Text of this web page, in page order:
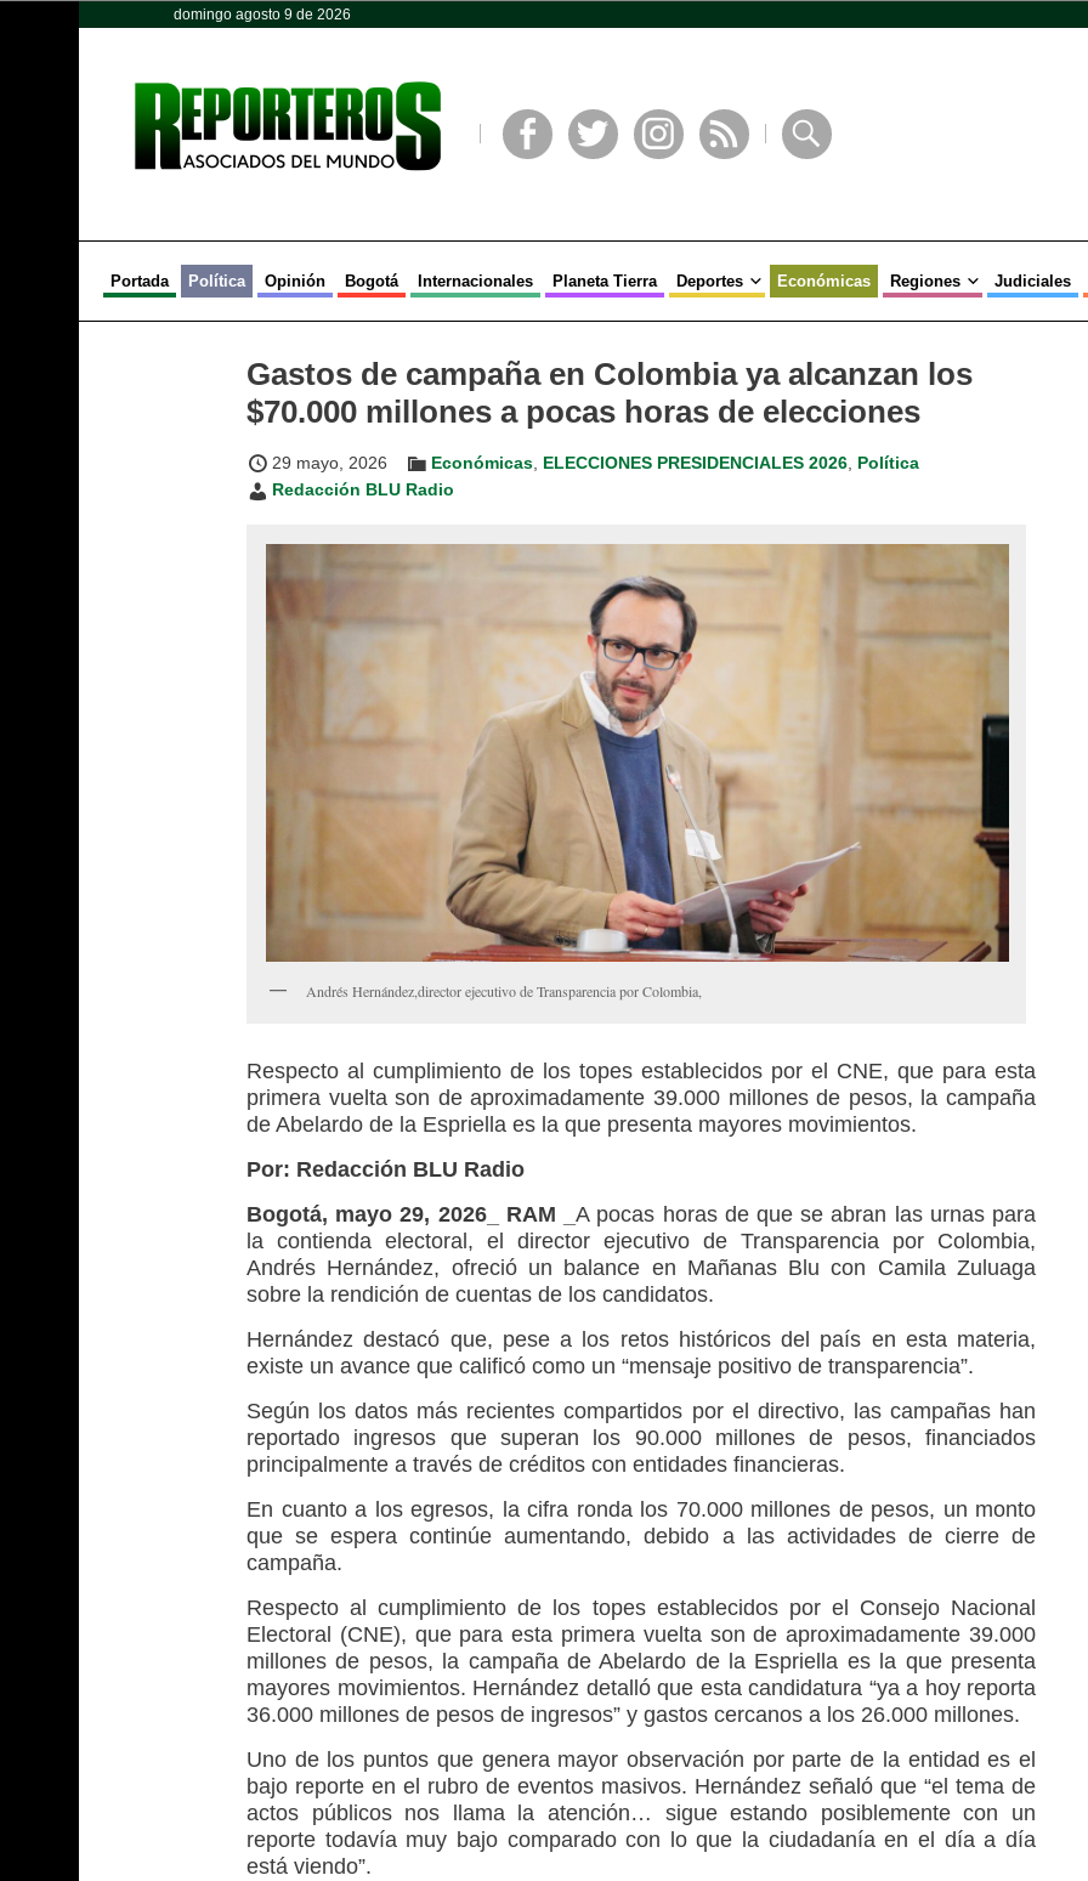
domingo agosto 9 de 2026
Portada Política Opinión Bogotá Internacionales Planeta Tierra Deportes Económicas Regiones Judiciales
Gastos de campaña en Colombia ya alcanzan los
$70.000 millones a pocas horas de elecciones
29 mayo, 2026 Económicas ELECCIONES PRESIDENCIALES 2026 Política
Redacción BLU Radio
Andrés Hernández,director ejecutivo de Transparencia por Colombia,
Respecto al cumplimiento de los topes establecidos por el CNE, que para esta
primera vuelta son de aproximadamente 39.000 millones de pesos, la campaña
de Abelardo de la Espriella es la que presenta mayores movimientos.
Por: Redacción BLU Radio
Bogotá, mayo 29, 2026_ RAM _A pocas horas de que se abran las urnas para
la contienda electoral, el director ejecutivo de Transparencia por Colombia,
Andrés Hernández, ofreció un balance en Mañanas Blu con Camila Zuluaga
sobre la rendición de cuentas de los candidatos.
Hernández destacó que, pese a los retos históricos del país en esta materia,
existe un avance que calificó como un “mensaje positivo de transparencia”.
Según los datos más recientes compartidos por el directivo, las campañas han
reportado ingresos que superan los 90.000 millones de pesos, financiados
principalmente a través de créditos con entidades financieras.
En cuanto a los egresos, la cifra ronda los 70.000 millones de pesos, un monto
que se espera continúe aumentando, debido a las actividades de cierre de
campaña.
Respecto al cumplimiento de los topes establecidos por el Consejo Nacional
Electoral (CNE), que para esta primera vuelta son de aproximadamente 39.000
millones de pesos, la campaña de Abelardo de la Espriella es la que presenta
mayores movimientos. Hernández detalló que esta candidatura “ya a hoy reporta
36.000 millones de pesos de ingresos” y gastos cercanos a los 26.000 millones.
Uno de los puntos que genera mayor observación por parte de la entidad es el
bajo reporte en el rubro de eventos masivos. Hernández señaló que “el tema de
actos públicos nos llama la atención… sigue estando posiblemente con un
reporte todavía muy bajo comparado con lo que la ciudadanía en el día a día
está viendo”.
Opinión Política